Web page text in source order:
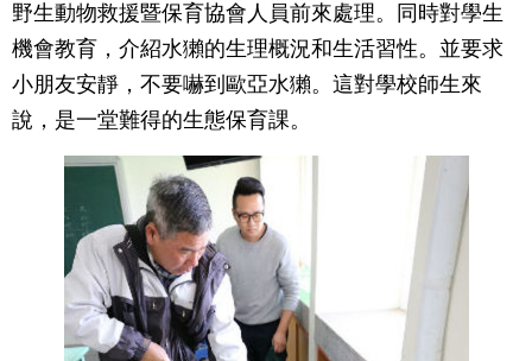
野生動物救援暨保育協會人員前來處理。同時對學生
機會教育，介紹水獺的生理概況和生活習性。並要求
小朋友安靜，不要嚇到歐亞水獺。這對學校師生來
說，是一堂難得的生態保育課。